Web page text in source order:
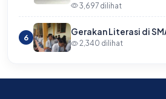
3,697 dilihat
6
Gerakan Literasi di
2,340 dilihat